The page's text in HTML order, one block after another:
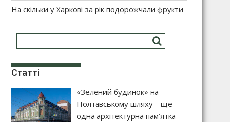
На скільки у Харкові за рік подорожчали фрукти
Статті
«Зелений будинок» на
Полтавському шляху – ще
одна архітектурна пам’ятка